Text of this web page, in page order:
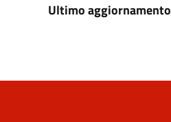
Ultimo aggiornamento